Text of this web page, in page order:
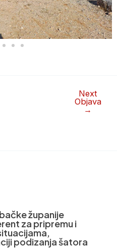
Next
Objava
→
županije
za pripremu i
podizanja šatora